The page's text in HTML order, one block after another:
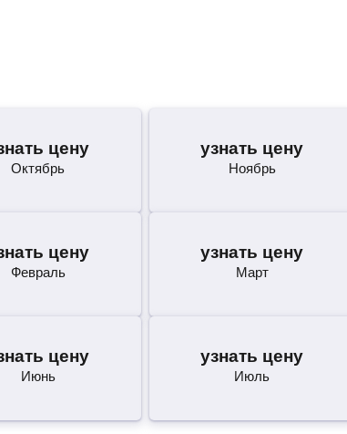
цену
Октябрь
узнать цену
Ноябрь
цену
Февраль
узнать цену
Март
цену
Июнь
узнать цену
Июль